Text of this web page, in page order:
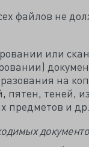
файлов не
или
на
пятен, теней,
предметов и др.